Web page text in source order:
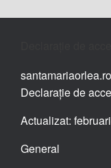
santamariaorlea.ro
Declarație de
Actualizat:
General